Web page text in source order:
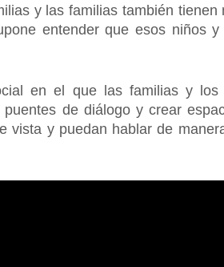
y las familias también
entender que esos niños
en el que las familias y los
de diálogo y crear
vista y puedan hablar de